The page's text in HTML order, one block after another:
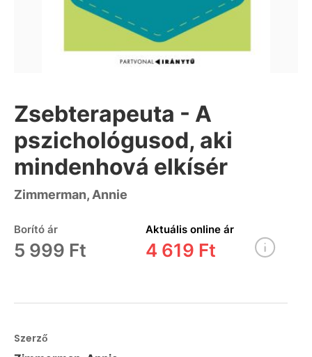
Zsebterapeuta - A
pszichológusod, aki
mindenhová elkísér
Zimmerman, Annie
Borító ár
5 999 Ft
Aktuális online ár
4 619 Ft
Szerző